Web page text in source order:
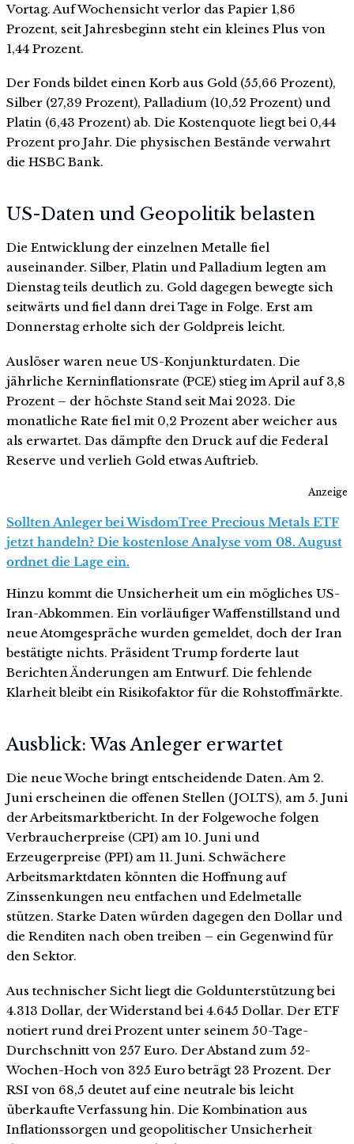
Vortag. Auf Wochensicht verlor das Papier 1,86
Prozent, seit Jahresbeginn steht ein kleines Plus von
1,44 Prozent.
Der Fonds bildet einen Korb aus Gold (55,66 Prozent),
Silber (27,39 Prozent), Palladium (10,52 Prozent) und
Platin (6,43 Prozent) ab. Die Kostenquote liegt bei 0,44
Prozent pro Jahr. Die physischen Bestände verwahrt
die HSBC Bank.
US-Daten und Geopolitik belasten
Die Entwicklung der einzelnen Metalle fiel
auseinander. Silber, Platin und Palladium legten am
Dienstag teils deutlich zu. Gold dagegen bewegte sich
seitwärts und fiel dann drei Tage in Folge. Erst am
Donnerstag erholte sich der Goldpreis leicht.
Auslöser waren neue US-Konjunkturdaten. Die
jährliche Kerninflationsrate (PCE) stieg im April auf 3,8
Prozent – der höchste Stand seit Mai 2023. Die
monatliche Rate fiel mit 0,2 Prozent aber weicher aus
als erwartet. Das dämpfte den Druck auf die Federal
Reserve und verlieh Gold etwas Auftrieb.
Anzeige
Sollten Anleger bei WisdomTree Precious Metals ETF
jetzt handeln? Die kostenlose Analyse vom 08. August
ordnet die Lage ein.
Hinzu kommt die Unsicherheit um ein mögliches US-
Iran-Abkommen. Ein vorläufiger Waffenstillstand und
neue Atomgespräche wurden gemeldet, doch der Iran
bestätigte nichts. Präsident Trump forderte laut
Berichten Änderungen am Entwurf. Die fehlende
Klarheit bleibt ein Risikofaktor für die Rohstoffmärkte.
Ausblick: Was Anleger erwartet
Die neue Woche bringt entscheidende Daten. Am 2.
Juni erscheinen die offenen Stellen (JOLTS), am 5. Juni
der Arbeitsmarktbericht. In der Folgewoche folgen
Verbraucherpreise (CPI) am 10. Juni und
Erzeugerpreise (PPI) am 11. Juni. Schwächere
Arbeitsmarktdaten könnten die Hoffnung auf
Zinssenkungen neu entfachen und Edelmetalle
stützen. Starke Daten würden dagegen den Dollar und
die Renditen nach oben treiben – ein Gegenwind für
den Sektor.
Aus technischer Sicht liegt die Goldunterstützung bei
4.313 Dollar, der Widerstand bei 4.645 Dollar. Der ETF
notiert rund drei Prozent unter seinem 50-Tage-
Durchschnitt von 257 Euro. Der Abstand zum 52-
Wochen-Hoch von 325 Euro beträgt 23 Prozent. Der
RSI von 68,5 deutet auf eine neutrale bis leicht
überkaufte Verfassung hin. Die Kombination aus
Inflationssorgen und geopolitischer Unsicherheit